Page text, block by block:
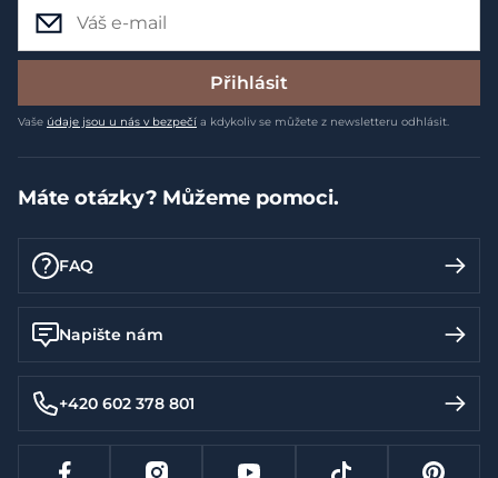
Přihlásit
Vaše údaje jsou u nás v bezpečí a kdykoliv se můžete z newsletteru odhlásit.
Máte otázky? Můžeme pomoci.
FAQ
Napište nám
+420 602 378 801